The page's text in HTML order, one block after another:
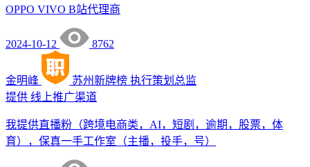
OPPO VIVO B站代理商
2024-10-12 8762
金明峰 苏州新牌榜 执行策划总监
提供 线上推广渠道
我提供直播粉（跨境电商类，AI，短剧，逾期，股票，体
育），保真一手工作室（主播，投手，号）